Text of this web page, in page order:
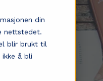
din
nettstedet.
blir brukt til
ikke å bli